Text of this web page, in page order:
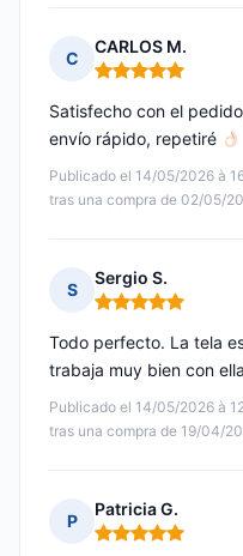
C
CARLOS M.
Nota: 5 de 5
Publicado el 14/05/2026 à
tras una compra de 02/05/
Satisfecho con el
envío rápido, repetiré
S
Sergio S.
Nota: 5 de 5
Publicado el 14/05/2026 à
tras una compra de 19/04/
Todo perfecto. La tela
trabaja muy bien con
P
Patricia G.
Nota: 5 de 5